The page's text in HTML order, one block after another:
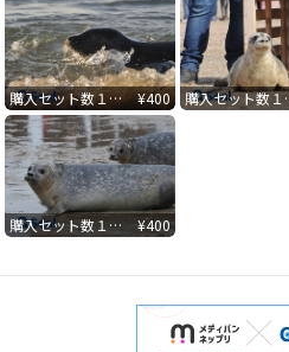
購入セット数１００枚突破記念「さあ帰ろう」 ¥400 購入セット
購入セット数１００枚突破記念「振り向く２人」 ¥400